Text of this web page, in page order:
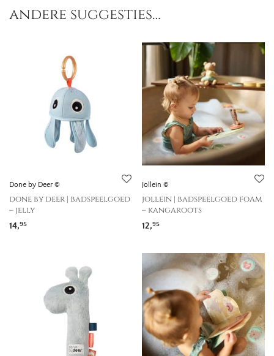
andere suggesties…
Done by Deer ©
done by deer | badspeelgoed
– jelly
14,95
Jollein ©
jollein | badspeelgoed foam
– kangaroots
12,95